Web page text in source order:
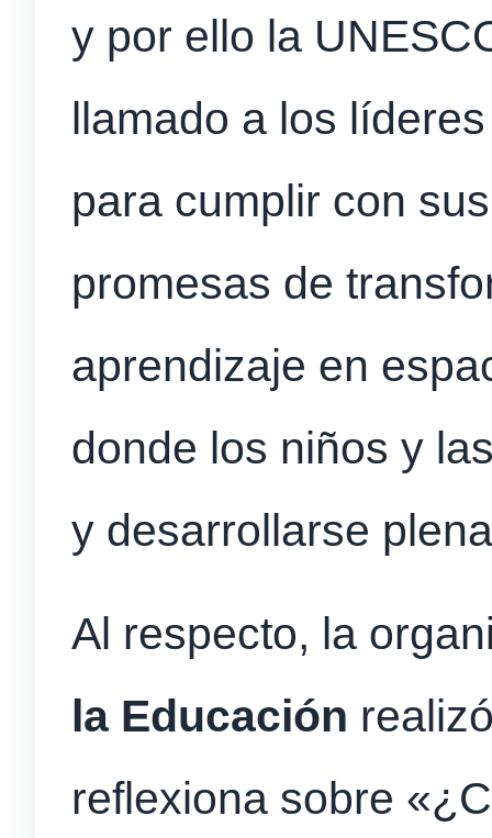
y por ello la
llamado a los
para cumplir con
promesas de
aprendizaje en
donde los niños y
y desarrollarse
Al respecto, la
la Educación
reflexiona sobre